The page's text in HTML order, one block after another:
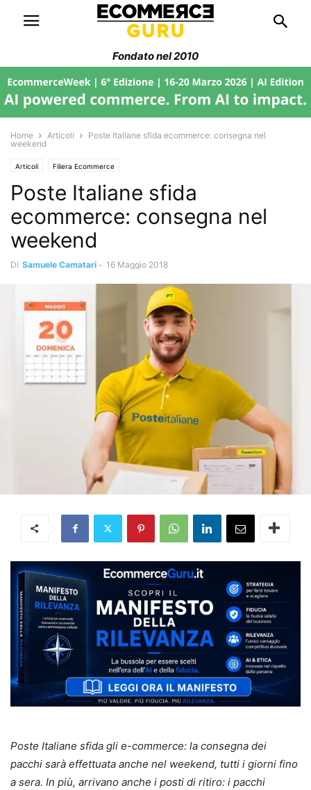
Fondato nel 2010
Home Articoli
Poste Italiane sfida ecommerce: consegna nel
weekend
Articoli Filiera Ecommerce
Poste Italiane sfida
ecommerce: consegna nel
weekend
Di Samuele Camatari - 16 Maggio 2018
Poste Italiane sfida gli e-commerce: la consegna dei
pacchi sarà effettuata anche nel weekend, tutti i giorni fino
a sera. In più, arrivano anche i posti di ritiro: i pacchi